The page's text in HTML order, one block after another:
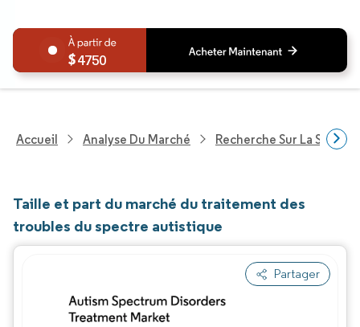
4750
Accueil Analyse Du Marché Recherche Sur La Santé
Taille et part du marché du traitement des
troubles du spectre autistique
Partager